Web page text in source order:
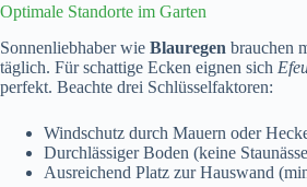
Optimale Standorte im Garten
Sonnenliebhaber wie Blauregen brauchen
täglich. Für schattige Ecken eignen sich
perfekt. Beachte drei Schlüsselfaktoren:
Windschutz durch Mauern oder
Durchlässiger Boden (keine
Ausreichend Platz zur Hauswand